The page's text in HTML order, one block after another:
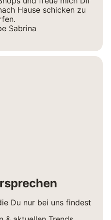
Hause schicken zu
Sabrina
Du nur bei uns findest